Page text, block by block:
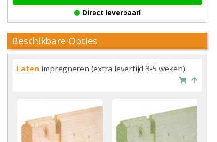
Direct leverbaar!
Beschikbare Opties
Laten impregneren (extra levertijd 3-5 weken)